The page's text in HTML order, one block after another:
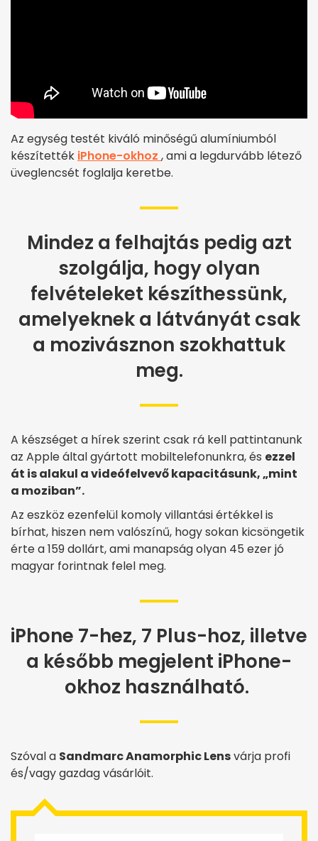
Az egység testét kiváló minőségű alumíniumból
készítették iPhone-okhoz , ami a legdurvább létező
üveglencsét foglalja keretbe.
Mindez a felhajtás pedig azt
szolgálja, hogy olyan
felvételeket készíthessünk,
amelyeknek a látványát csak
a mozivásznon szokhattuk
meg.
A készséget a hírek szerint csak rá kell pattintanunk
az Apple által gyártott mobiltelefonunkra, és ezzel
át is alakul a videófelvevő kapacitásunk, „mint
a moziban”.
Az eszköz ezenfelül komoly villantási értékkel is
bírhat, hiszen nem valószínű, hogy sokan kicsöngetik
érte a 159 dollárt, ami manapság olyan 45 ezer jó
magyar forintnak felel meg.
iPhone 7-hez, 7 Plus-hoz, illetve
a később megjelent iPhone-
okhoz használható.
Szóval a Sandmarc Anamorphic Lensvárja profi
és/vagy gazdag vásárlóit.